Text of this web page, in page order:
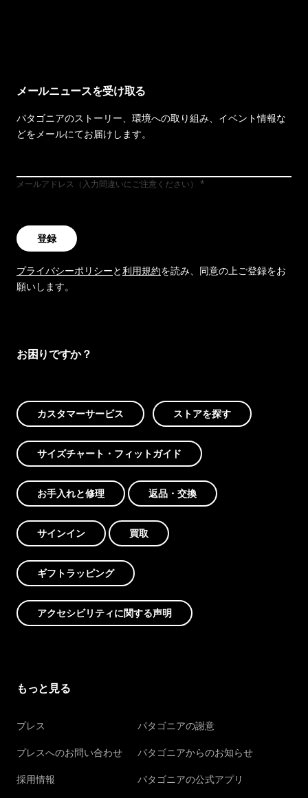
メールニュースを受け取る
パタゴニアのストーリー、環境への取り組み、イベント情報な
どをメールにてお届けします。
メールアドレス（入力間違いにご注意ください）
登録
プライバシーポリシーと利用規約を読み、同意の上ご登録をお
願いします。
お困りですか？
カスタマーサービス ストアを探す
サイズチャート・フィットガイド
お手入れと修理 返品・交換
サインイン 買取
ギフトラッピング
アクセシビリティに関する声明
もっと見る
プレス
プレスへのお問い合わせ
採用情報
パタゴニアの謝意
パタゴニアからのお知らせ
パタゴニアの公式アプリ